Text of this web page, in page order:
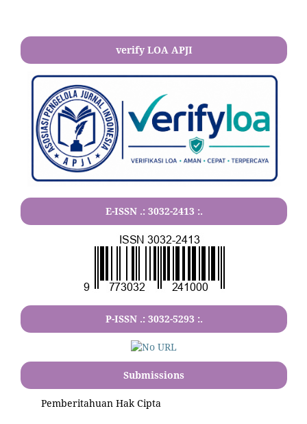
verify LOA APJI
E-ISSN .: 3032-2413 :.
P-ISSN .: 3032-5293 :.
Submissions
Pemberitahuan Hak Cipta